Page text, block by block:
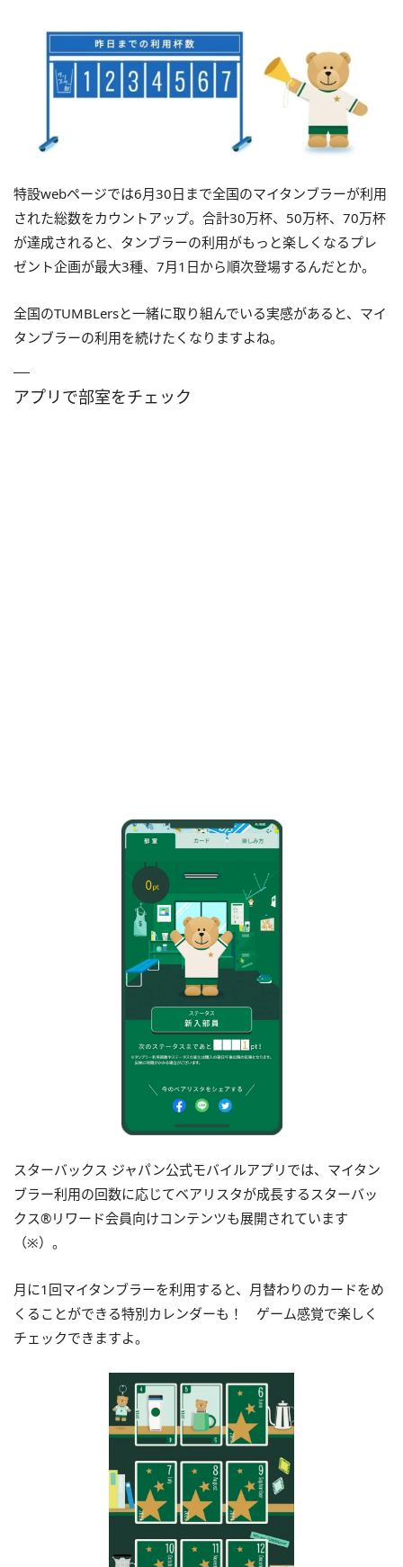
特設webページでは6月30日まで全国のマイタンブラーが利用
された総数をカウントアップ。合計30万杯、50万杯、70万杯
が達成されると、タンブラーの利用がもっと楽しくなるプレ
ゼント企画が最大3種、7月1日から順次登場するんだとか。
全国のTUMBLersと一緒に取り組んでいる実感があると、マイ
タンブラーの利用を続けたくなりますよね。
アプリで部室をチェック
スターバックス ジャパン公式モバイルアプリでは、マイタン
ブラー利用の回数に応じてベアリスタが成長するスターバッ
クス®リワード会員向けコンテンツも展開されています
（※）。
月に1回マイタンブラーを利用すると、月替わりのカードをめ
くることができる特別カレンダーも！ ゲーム感覚で楽しく
チェックできますよ。